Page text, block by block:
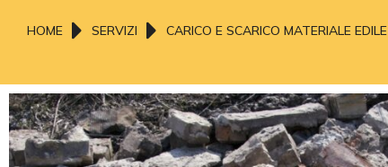
Tu sei qui:
HOME SERVIZI CARICO E SCARICO MATERIALE EDILE